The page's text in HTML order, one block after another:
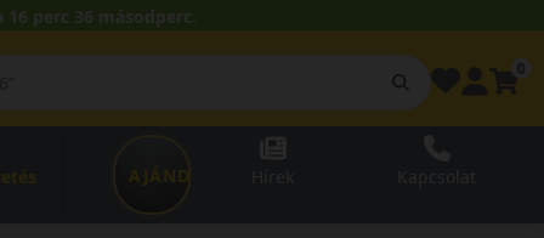
16 perc 35 másodperc.
AJÁNDÉKUTALVÁNY